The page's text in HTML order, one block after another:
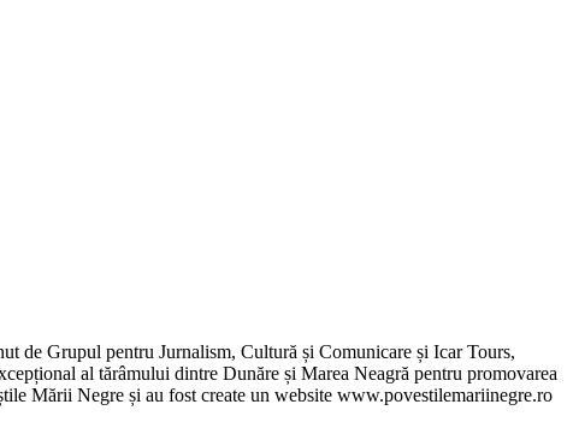
de Grupul pentru Jurnalism, Cultură și Comunicare și Icar Tours,
al tărâmului dintre Dunăre și Marea Neagră pentru promovarea
Mării Negre și au fost create un website www.povestilemariinegre.ro